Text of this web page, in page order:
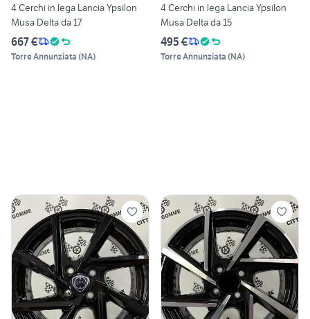
4 Cerchi in lega Lancia Ypsilon
Musa Delta da 17
667 €
Torre Annunziata (NA)
4 Cerchi in lega Lancia Ypsilon
Musa Delta da 15
495 €
Torre Annunziata (NA)